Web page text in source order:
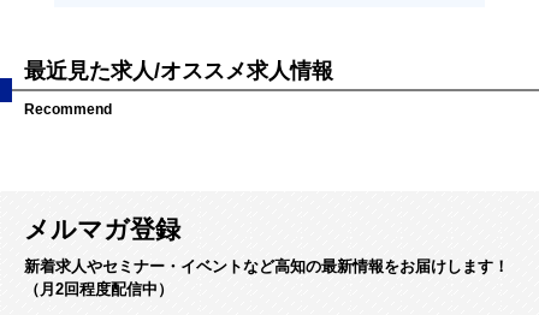
最近見た求人/オススメ求人情報
Recommend
メルマガ登録
新着求人やセミナー・イベントなど高知の最新情報をお届けします！
（月2回程度配信中）